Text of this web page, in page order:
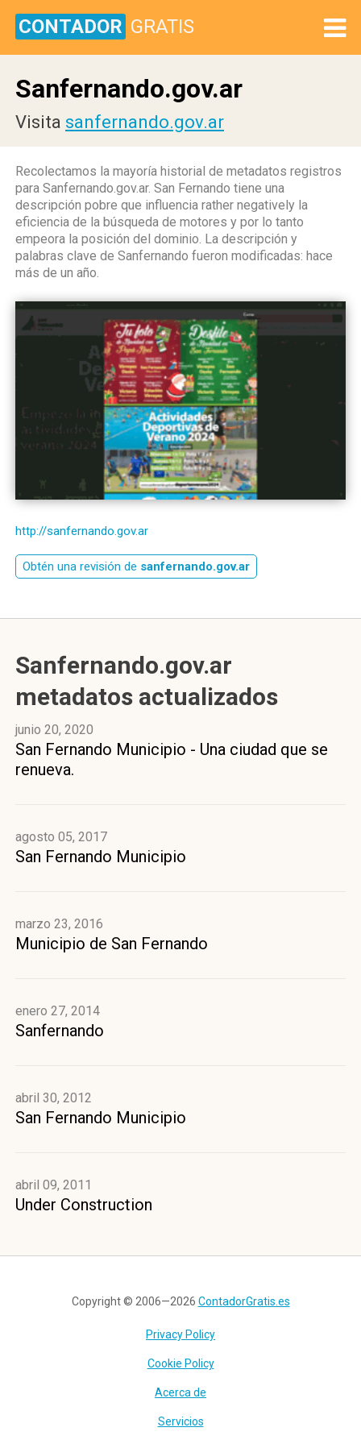
CONTADOR GRATIS
Sanfernando.gov.ar
Visita sanfernando.gov.ar
Recolectamos la mayoría historial de metadatos registros
para Sanfernando.gov.ar. San Fernando tiene una
descripción pobre que influencia rather negatively la
eficiencia de la búsqueda de motores y por lo tanto
empeora la posición del dominio. La descripción y
palabras clave de Sanfernando fueron modificadas: hace
más de un año.
http://sanfernando.gov.ar
Obtén una revisión de sanfernando.gov.ar
Sanfernando.gov.ar
metadatos actualizados
junio 20, 2020
San Fernando Municipio - Una ciudad que se
renueva.
agosto 05, 2017
San Fernando Municipio
marzo 23, 2016
Municipio de San Fernando
enero 27, 2014
Sanfernando
abril 30, 2012
San Fernando Municipio
abril 09, 2011
Under Construction
Copyright © 2006—2026 ContadorGratis.es
Privacy Policy
Cookie Policy
Acerca de
Servicios